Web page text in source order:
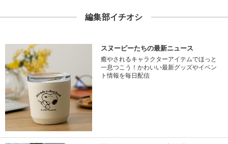
編集部イチオシ
スヌーピーたちの最新ニュース
癒やされるキャラクターアイテムでほっと
一息つこう！かわいい最新グッズやイベン
ト情報を毎日配信